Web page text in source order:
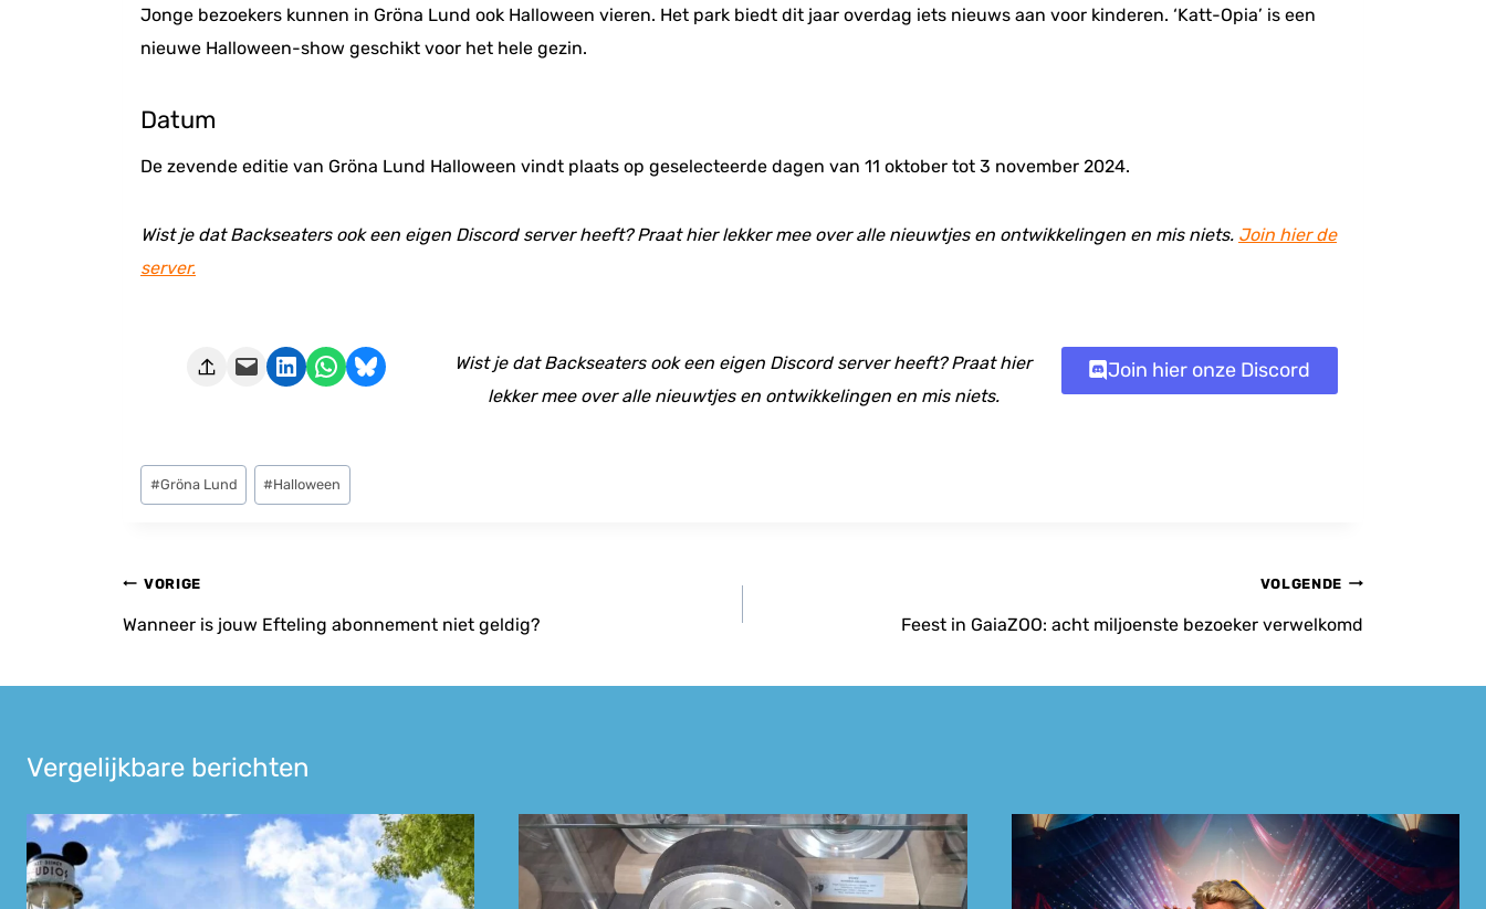
Jonge bezoekers kunnen in Gröna Lund ook Halloween vieren. Het park biedt dit jaar overdag iets nieuws aan voor kinderen. ‘Katt-Opia’ is een
nieuwe Halloween-show geschikt voor het hele gezin.
Datum
De zevende editie van Gröna Lund Halloween vindt plaats op geselecteerde dagen van 11 oktober tot 3 november 2024.
Wist je dat Backseaters ook een eigen Discord server heeft? Praat hier lekker mee over alle nieuwtjes en ontwikkelingen en mis niets. Join hier de
server.
Deze pagina e-mailen Delen op LinkedIn Delen via WhatsApp Share on Bluesky
Wist je dat Backseaters ook een eigen Discord server heeft? Praat hier
lekker mee over alle nieuwtjes en ontwikkelingen en mis niets.
Join hier onze Discord
Bericht
tags:
#Gröna Lund #Halloween
Bericht
navigatie
VORIGE
Wanneer is jouw Efteling abonnement niet geldig?
VOLGENDE
Feest in GaiaZOO: acht miljoenste bezoeker verwelkomd
Vergelijkbare berichten